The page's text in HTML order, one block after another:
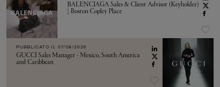
BALENCIAGA Sales & Client Advisor (Keyholder)
| Boston Copley Place
PUBBLICATO IL 07/08/2026
GUCCI Sales Manager - Mexico, South America
and Caribbean